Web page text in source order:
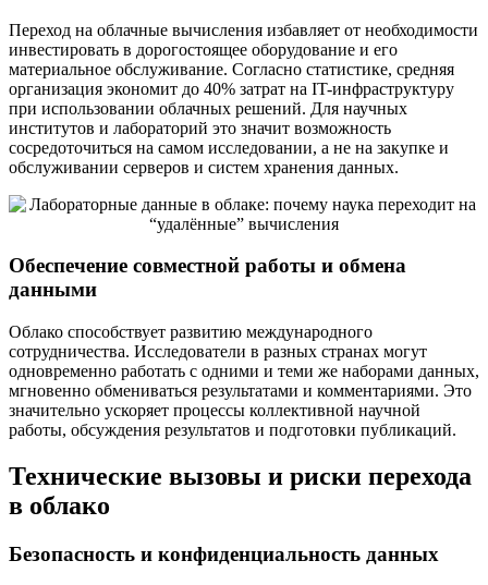
Переход на облачные вычисления избавляет от необходимости
инвестировать в дорогостоящее оборудование и его
материальное обслуживание. Согласно статистике, средняя
организация экономит до 40% затрат на IT-инфраструктуру
при использовании облачных решений. Для научных
институтов и лабораторий это значит возможность
сосредоточиться на самом исследовании, а не на закупке и
обслуживании серверов и систем хранения данных.
Обеспечение совместной работы и обмена
данными
Облако способствует развитию международного
сотрудничества. Исследователи в разных странах могут
одновременно работать с одними и теми же наборами данных,
мгновенно обмениваться результатами и комментариями. Это
значительно ускоряет процессы коллективной научной
работы, обсуждения результатов и подготовки публикаций.
Технические вызовы и риски перехода
в облако
Безопасность и конфиденциальность данных